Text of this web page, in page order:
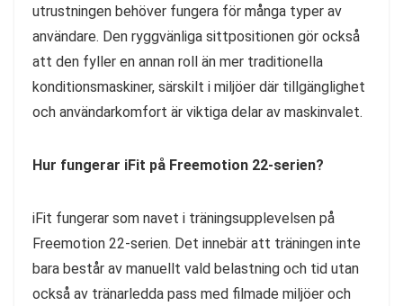
utrustningen behöver fungera för många typer av
användare. Den ryggvänliga sittpositionen gör också
att den fyller en annan roll än mer traditionella
konditionsmaskiner, särskilt i miljöer där tillgänglighet
och användarkomfort är viktiga delar av maskinvalet.
Hur fungerar iFit på Freemotion 22-serien?
iFit fungerar som navet i träningsupplevelsen på
Freemotion 22-serien. Det innebär att träningen inte
bara består av manuellt vald belastning och tid utan
också av tränarledda pass med filmade miljöer och